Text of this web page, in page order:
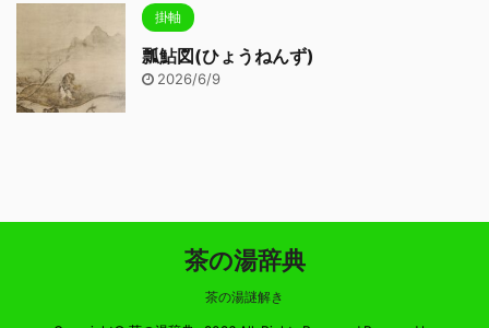
掛軸
瓢鮎図(ひょうねんず)
2026/6/9
茶の湯辞典
茶の湯謎解き